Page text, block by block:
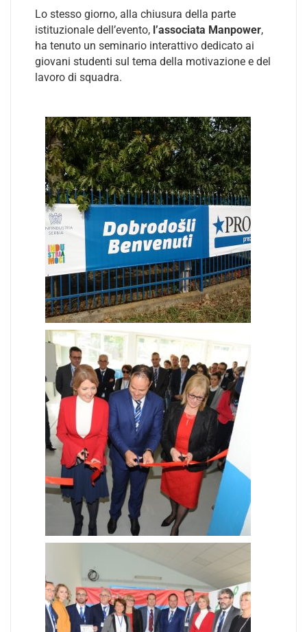
Lo stesso giorno, alla chiusura della parte
istituzionale dell’evento, l’associata Manpower,
ha tenuto un seminario interattivo dedicato ai
giovani studenti sul tema della motivazione e del
lavoro di squadra.